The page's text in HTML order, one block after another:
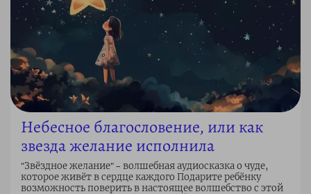
Небесное благословение, или как
звезда желание исполнила
"Звёздное желание" – волшебная аудиосказка о чуде,
которое живёт в сердце каждого Подарите ребёнку
возможность поверить в настоящее волшебство с этой